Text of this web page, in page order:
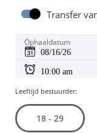
Transfer
Ophaaldatum
Leeftijd bestuurder:
18 - 29